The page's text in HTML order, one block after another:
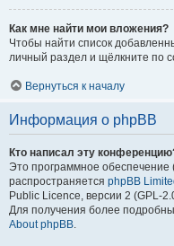
Как мне найти мои вложения?
Чтобы найти список
личный раздел и щёлкните по
Вернуться к началу
Информация о phpBB
Кто написал эту
Это программное обеспечение
распространяется phpBB
Public Licence, версии 2 (GPL-
Для получения более
About phpBB.